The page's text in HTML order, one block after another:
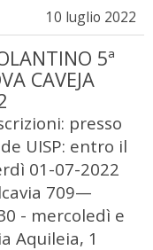
10 luglio 2022
5ª
CAVEJA
presso
UISP: entro il
01-07-2022
709—
- mercoledì e
Aquileia, 1